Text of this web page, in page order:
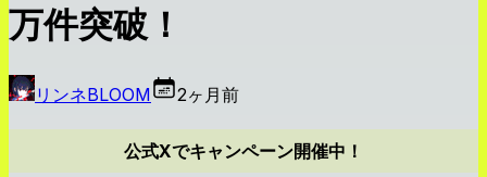
万件突破！
リンネBLOOM 2ヶ月前
公式Xでキャンペーン開催中！